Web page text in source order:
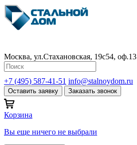
Москва, ул.Стахановская, 19с54, оф.13
+7 (495) 587-41-51 info@stalnoydom.ru
Оставить заявку Заказать звонок
Корзина
Вы еще ничего не выбрали